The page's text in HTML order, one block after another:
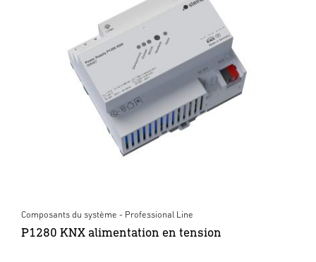
Composants du système - Professional Line
P1280 KNX alimentation en tension